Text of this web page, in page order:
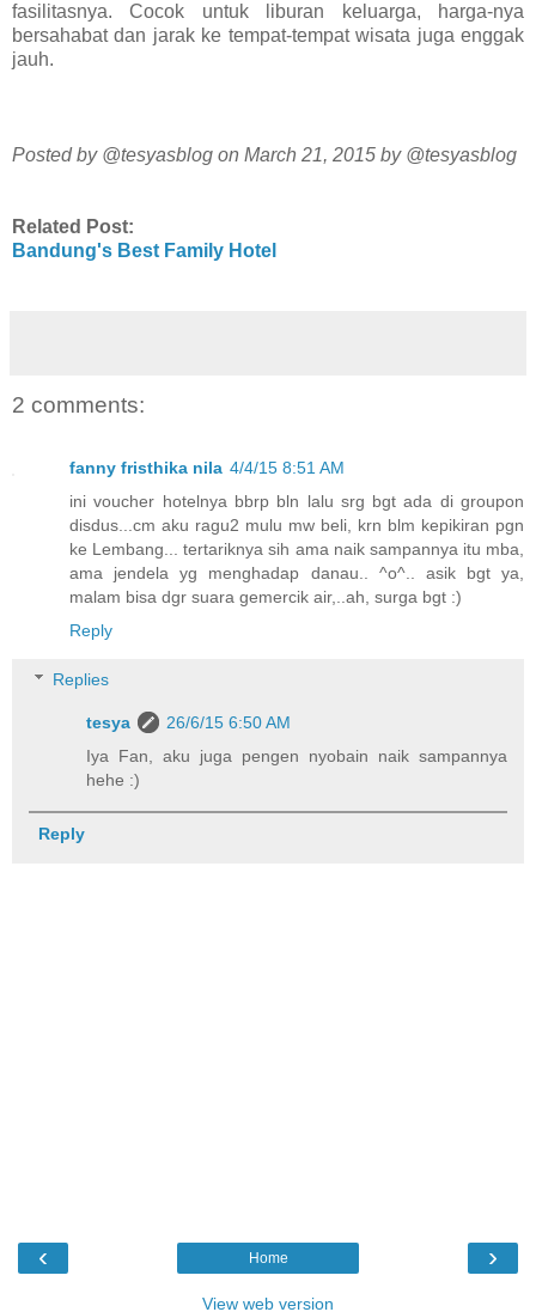
fasilitasnya.Cocok untuk liburan keluarga, harga-nya
bersahabat dan jarak ke tempat-tempat wisata juga enggak
jauh.
Posted by @tesyasblog on March 21, 2015 by @tesyasblog
Related Post:
Bandung's Best Family Hotel
2 comments:
fanny fristhika nila 4/4/15 8:51 AM
ini voucher hotelnya bbrp bln lalu srg bgt ada di groupon
disdus...cm aku ragu2 mulu mw beli, krn blm kepikiran pgn
ke Lembang... tertariknya sih ama naik sampannya itu mba,
ama jendela yg menghadap danau.. ^o^.. asik bgt ya,
malam bisa dgr suara gemercik air,..ah, surga bgt :)
Reply
Replies
tesya
26/6/15 6:50 AM
Iya Fan, aku juga pengen nyobain naik sampannya
hehe :)
Reply
‹ ›
Home
View web version